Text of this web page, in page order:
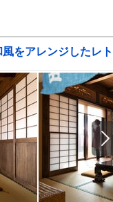
風をアレンジしたレ